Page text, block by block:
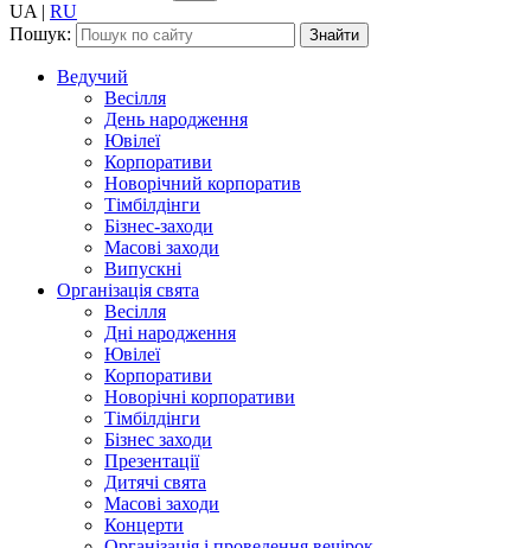
UA | RU
Пошук:
Ведучий
Весілля
День народження
Ювілеї
Корпоративи
Новорічний корпоратив
Тімбілдінги
Бізнес-заходи
Масові заходи
Випускні
Організація свята
Весілля
Дні народження
Ювілеї
Корпоративи
Новорічні корпоративи
Тімбілдінги
Бізнес заходи
Презентації
Дитячі свята
Масові заходи
Концерти